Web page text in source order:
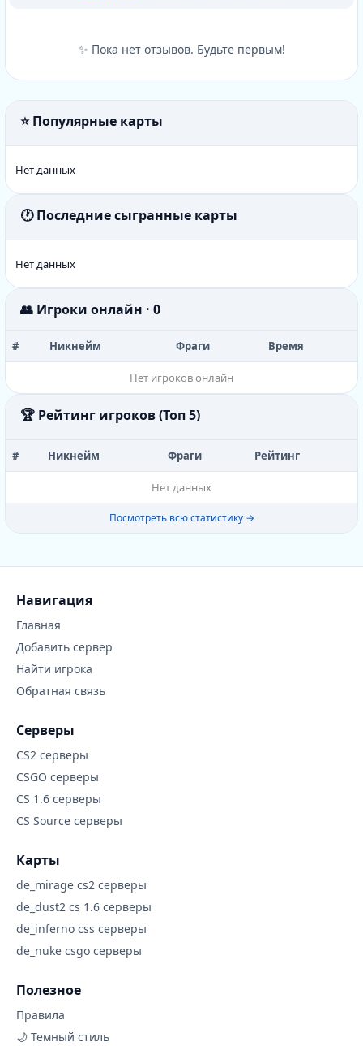
✨ Пока нет отзывов. Будьте первым!
⭐ Популярные карты
Нет данных
🕐 Последние сыгранные карты
Нет данных
👥 Игроки онлайн · 0
# Никнейм Фраги Время
Нет игроков онлайн
🏆 Рейтинг игроков (Топ 5)
# Никнейм Фраги Рейтинг
Нет данных
Посмотреть всю статистику →
Навигация
Главная
Добавить сервер
Найти игрока
Обратная связь
Серверы
CS2 серверы
CSGO серверы
CS 1.6 серверы
CS Source серверы
Карты
de_mirage cs2 серверы
de_dust2 cs 1.6 серверы
de_inferno css серверы
de_nuke csgo серверы
Полезное
Правила
🌙 Темный стиль